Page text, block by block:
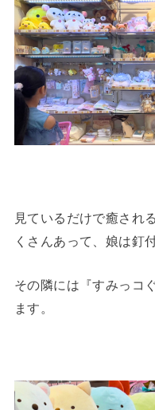
見ているだけで癒され
くさんあって、娘は釘
その隣には『すみっコ
ます。